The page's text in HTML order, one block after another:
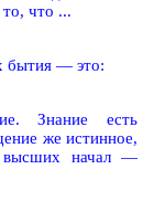
что ...
бытия — это:
Знание есть
же истинное,
высших начал —